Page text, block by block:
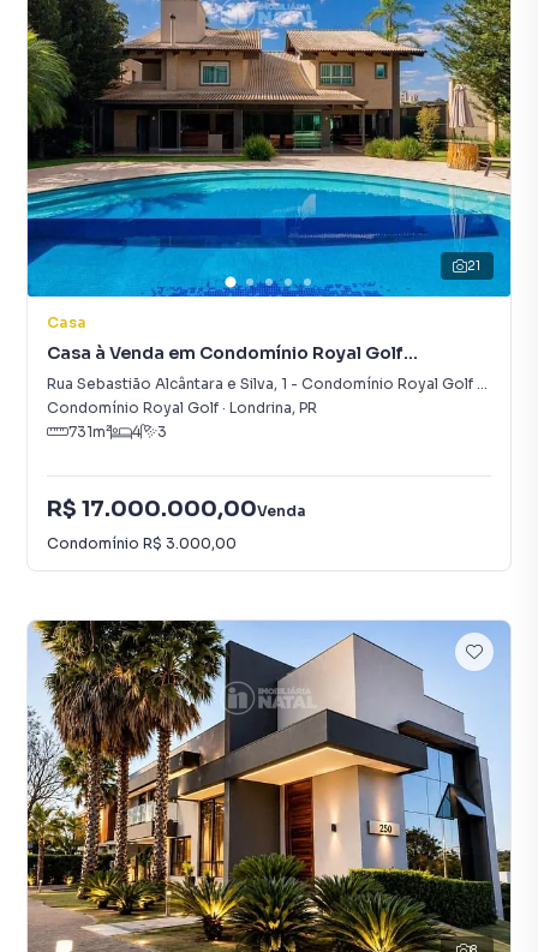
21
Casa
Casa à Venda em Condomínio Royal Golf
Residence
Rua Sebastião Alcântara e Silva, 1 - Condomínio Royal Golf Residence
Condomínio Royal Golf · Londrina, PR
731m² 4 3
R$ 17.000.000,00Venda
Condomínio R$ 3.000,00